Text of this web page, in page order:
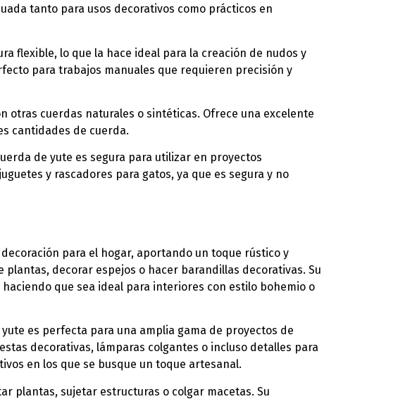
tanto para usos decorativos como prácticos en
flexible, lo que la hace ideal para la creación de nudos y
para trabajos manuales que requieren precisión y
otras cuerdas naturales o sintéticas. Ofrece una excelente
cantidades de cuerda.
de yute es segura para utilizar en proyectos
y rascadores para gatos, ya que es segura y no
para el hogar, aportando un toque rústico y
decorar espejos o hacer barandillas decorativas. Su
que sea ideal para interiores con estilo bohemio o
es perfecta para una amplia gama de proyectos de
decorativas, lámparas colgantes o incluso detalles para
en los que se busque un toque artesanal.
plantas, sujetar estructuras o colgar macetas. Su